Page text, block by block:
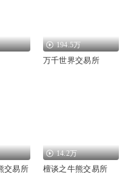
194.5万
万千世界交易所
交易所
14.2万
檀谈之牛熊交易所